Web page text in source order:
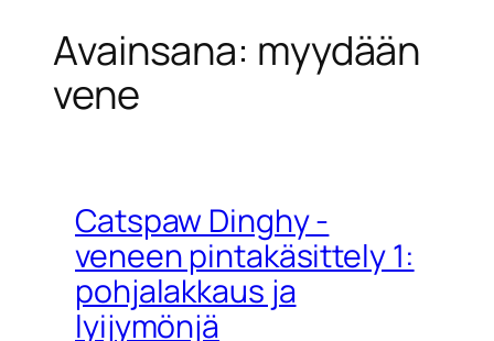
Avainsana: myydään
vene
Catspaw Dinghy -
veneen pintakäsittely 1:
pohjalakkaus ja
lyijymönjä